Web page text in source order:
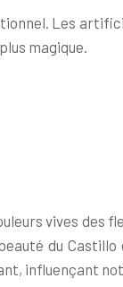
Les
magique.
vives des
du Castillo
influençant